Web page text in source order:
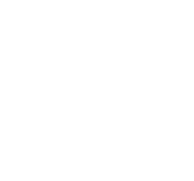
1 an.